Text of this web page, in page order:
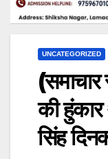
UNCATEGORIZED
(समाचार
की हुंकार
सिंह